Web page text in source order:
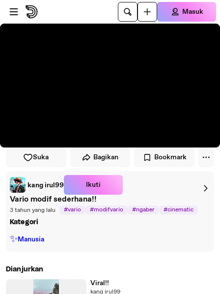
Lewati ke pemutar
Lewatkan ke konten utama
Masuk
Suka Bagikan Bookmark
kang irul99 Ikuti
Vario modif sederhana!!
3 tahun yang lalu #vario #modifvario #ngaber
#cinematic
#fyp
Kategori
✨Manusia
Dianjurkan
Viral!!
kang irul99